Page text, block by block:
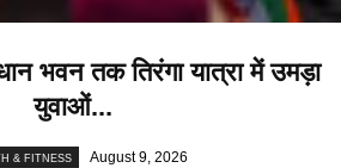
भवन तक तिरंगा यात्रा में उमड़ा
युवाओं...
& FITNESS August 9, 2026